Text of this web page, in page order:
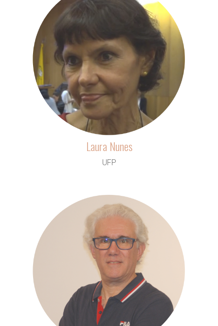
Laura Nunes
UFP